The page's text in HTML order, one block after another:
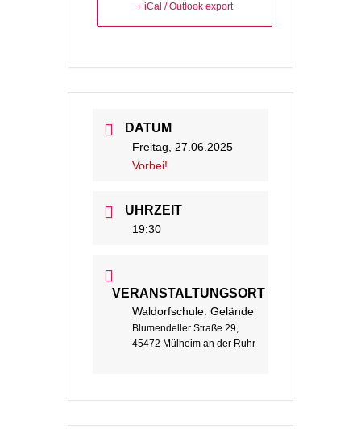
+ iCal / Outlook export
DATUM
Freitag, 27.06.2025
Vorbei!
UHRZEIT
19:30
VERANSTALTUNGSORT
Waldorfschule: Gelände
Blumendeller Straße 29,
45472 Mülheim an der Ruhr